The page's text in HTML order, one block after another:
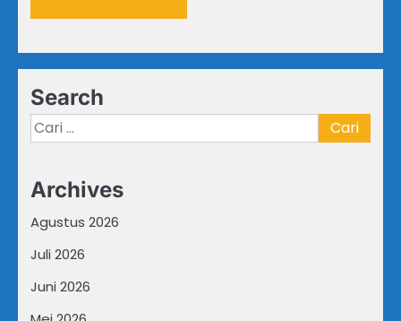
Search
Cari
untuk:
Archives
Agustus 2026
Juli 2026
Juni 2026